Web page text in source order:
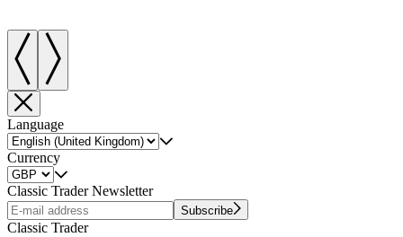
Language
Currency
Classic Trader Newsletter
Subscribe
Classic Trader